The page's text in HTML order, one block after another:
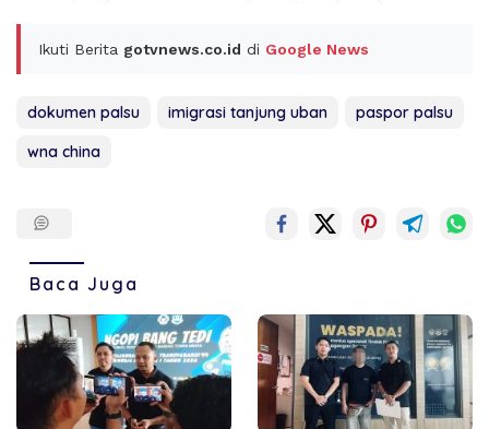
Ikuti Berita gotvnews.co.id di Google News
dokumen palsu imigrasi tanjung uban
paspor palsu
wna china
Baca Juga